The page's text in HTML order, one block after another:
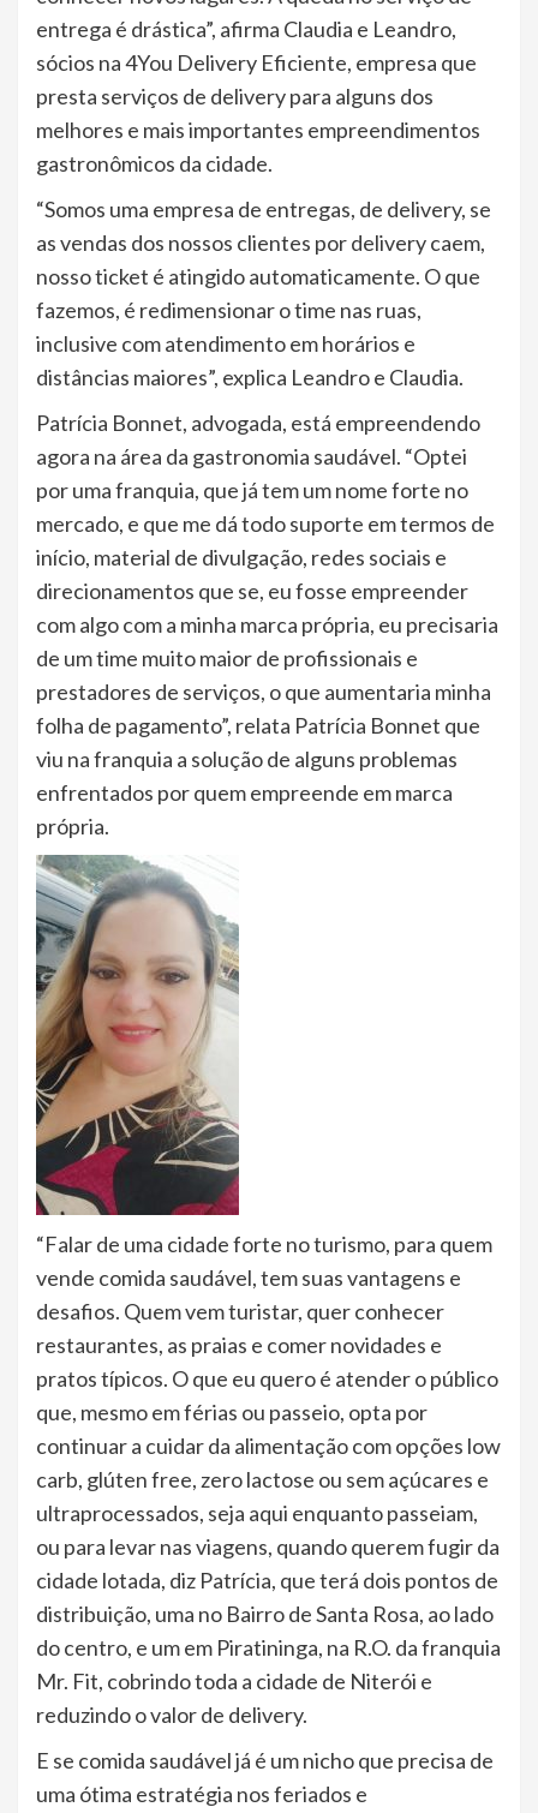
entrega é drástica”, afirma Claudia e Leandro,
sócios na 4You Delivery Eficiente, empresa que
presta serviços de delivery para alguns dos
melhores e mais importantes empreendimentos
gastronômicos da cidade.
“Somos uma empresa de entregas, de delivery, se
as vendas dos nossos clientes por delivery caem,
nosso ticket é atingido automaticamente. O que
fazemos, é redimensionar o time nas ruas,
inclusive com atendimento em horários e
distâncias maiores”, explica Leandro e Claudia.
Patrícia Bonnet, advogada, está empreendendo
agora na área da gastronomia saudável. “Optei
por uma franquia, que já tem um nome forte no
mercado, e que me dá todo suporte em termos de
início, material de divulgação, redes sociais e
direcionamentos que se, eu fosse empreender
com algo com a minha marca própria, eu precisaria
de um time muito maior de profissionais e
prestadores de serviços, o que aumentaria minha
folha de pagamento”, relata Patrícia Bonnet que
viu na franquia a solução de alguns problemas
enfrentados por quem empreende em marca
própria.
“Falar de uma cidade forte no turismo, para quem
vende comida saudável, tem suas vantagens e
desafios. Quem vem turistar, quer conhecer
restaurantes, as praias e comer novidades e
pratos típicos. O que eu quero é atender o público
que, mesmo em férias ou passeio, opta por
continuar a cuidar da alimentação com opções low
carb, glúten free, zero lactose ou sem açúcares e
ultraprocessados, seja aqui enquanto passeiam,
ou para levar nas viagens, quando querem fugir da
cidade lotada, diz Patrícia, que terá dois pontos de
distribuição, uma no Bairro de Santa Rosa, ao lado
do centro, e um em Piratininga, na R.O. da franquia
Mr. Fit, cobrindo toda a cidade de Niterói e
reduzindo o valor de delivery.
E se comida saudável já é um nicho que precisa de
uma ótima estratégia nos feriados e